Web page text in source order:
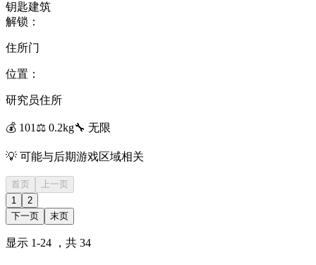
钥匙建筑
解锁：
住所门
位置：
研究员住所
💰 101 ⚖️ 0.2kg🔧 无限
💡 可能与后期游戏区域相关
首页
上一页
1
2
下一页
末页
显示 1-24 ，共 34